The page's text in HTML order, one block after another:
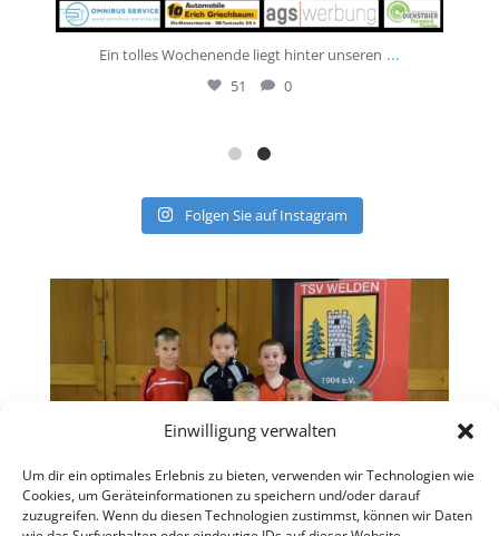
Einwilligung verwalten
Um dir ein optimales Erlebnis zu bieten, verwenden wir Technologien wie
Cookies, um Geräteinformationen zu speichern und/oder darauf
zuzugreifen. Wenn du diesen Technologien zustimmst, können wir Daten
Ein tolles Wochenende liegt hinter unseren ...
51 0
Folgen Sie auf Instagram